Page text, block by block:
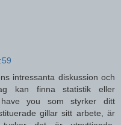
intressanta diskussion och
kan finna statistik eller
you som styrker ditt
gillar sitt arbete, är